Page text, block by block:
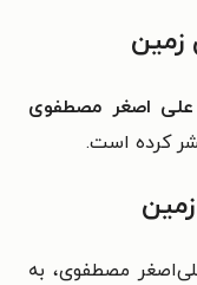
زمین
علی اصغر مصطفوی
کرده است.
مصطفوی، به